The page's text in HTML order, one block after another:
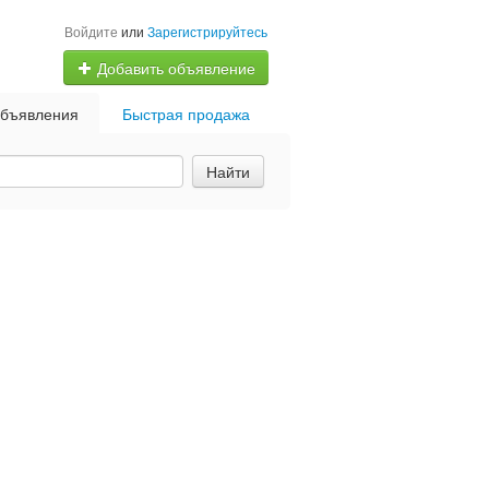
Войдите или Зарегистрируйтесь
Добавить объявление
Быстрая продажа
Найти